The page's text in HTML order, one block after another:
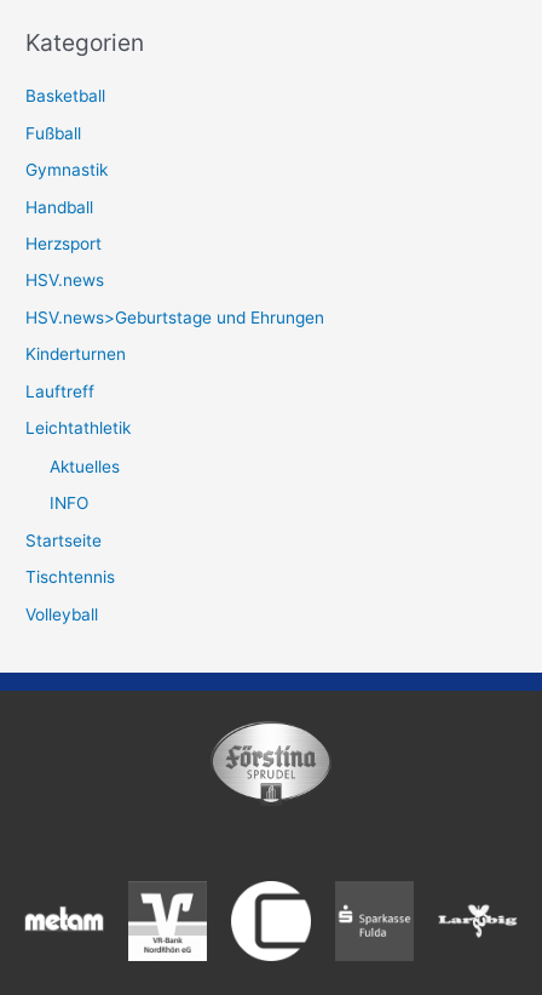
Kategorien
Basketball
Fußball
Gymnastik
Handball
Herzsport
HSV.news
HSV.news>Geburtstage und Ehrungen
Kinderturnen
Lauftreff
Leichtathletik
Aktuelles
INFO
Startseite
Tischtennis
Volleyball